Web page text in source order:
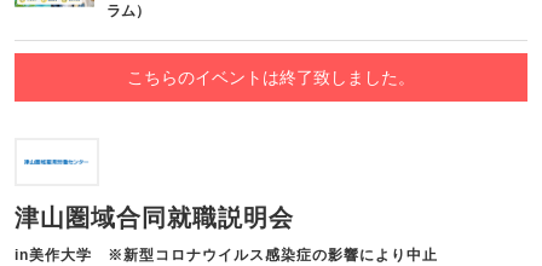
ラム）
こちらのイベントは終了致しました。
津山圏域合同就職説明会
in美作大学 ※新型コロナウイルス感染症の影響により中止